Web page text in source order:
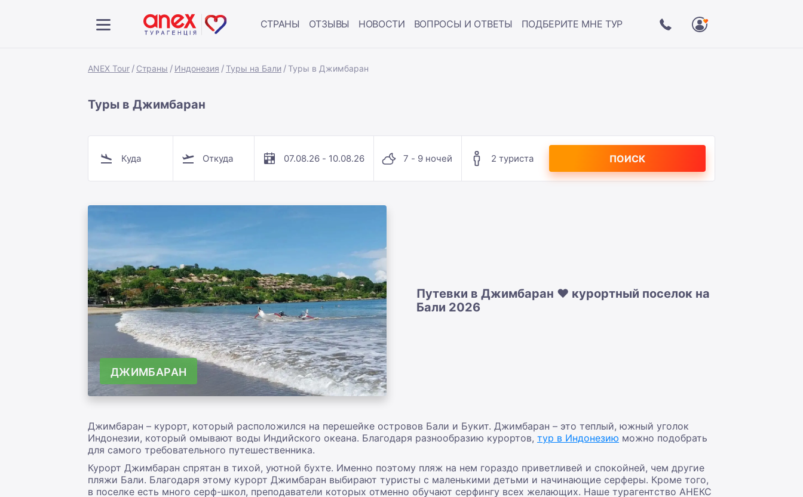
СТРАНЫ ОТЗЫВЫ НОВОСТИ ВОПРОСЫ И ОТВЕТЫ ПОДБЕРИТЕ МНЕ ТУР
ANEX Tour Страны Индонезия Туры на Бали Туры в Джимбаран
Туры в Джимбаран
Куда Откуда 07.08.26 - 10.08.26 7 - 9 ночей 2 туриста ПОИСК
ДЖИМБАРАН
Путевки в Джимбаран ❤️ курортный поселок на
Бали 2026
Джимбаран – курорт, который расположился на перешейке островов Бали и Букит. Джимбаран – это теплый, южный уголок
Индонезии, который омывают воды Индийского океана. Благодаря разнообразию курортов, тур в Индонезию можно подобрать
для самого требовательного путешественника.
Курорт Джимбаран спрятан в тихой, уютной бухте. Именно поэтому пляж на нем гораздо приветливей и спокойней, чем другие
пляжи Бали. Благодаря этому курорт Джимбаран выбирают туристы с маленькими детьми и начинающие серферы. Кроме того,
в поселке есть много серф-школ, преподаватели которых отменно обучают серфингу всех желающих. Наше турагентство АНЕКС